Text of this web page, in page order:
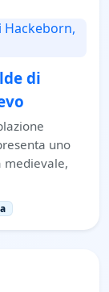
di
uno
medievale,